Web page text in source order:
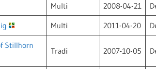
Multi 2008-04-21
Multi 2011-04-20
Stillhorn
Tradi 2007-10-05